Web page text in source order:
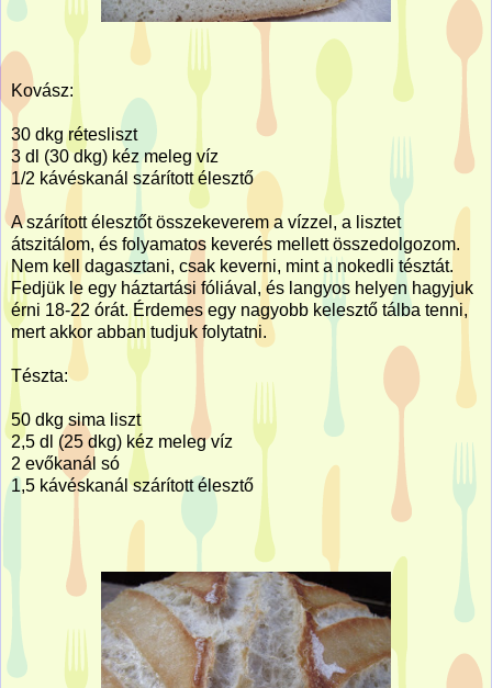
Kovász:
30 dkg rétesliszt
3 dl (30 dkg) kéz meleg víz
1/2 kávéskanál szárított élesztő
A szárított élesztőt összekeverem a vízzel, a lisztet
átszitálom, és folyamatos keverés mellett összedolgozom.
Nem kell dagasztani, csak keverni, mint a nokedli tésztát.
Fedjük le egy háztartási fóliával, és langyos helyen hagyjuk
érni 18-22 órát. Érdemes egy nagyobb kelesztő tálba tenni,
mert akkor abban tudjuk folytatni.
Tészta:
50 dkg sima liszt
2,5 dl (25 dkg) kéz meleg víz
2 evőkanál só
1,5 kávéskanál szárított élesztő